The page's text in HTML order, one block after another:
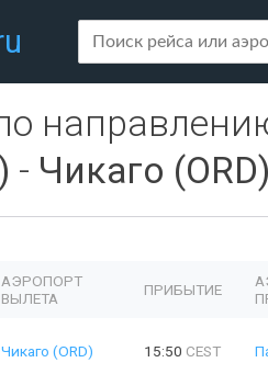
- Чикаго
АЭРОПОРТ
ВЫЛЕТА
ПРИБЫТИЕ
Чикаго (ORD) 15:50 CEST